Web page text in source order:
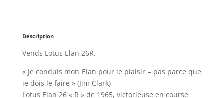
Description
Vends Lotus Elan 26R.
« Je conduis mon Elan pour le plaisir – pas parce que
je dois le faire » (Jim Clark)
Lotus Elan 26 « R » de 1965, victorieuse en course